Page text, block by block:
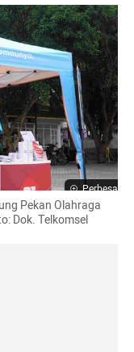
Perbesar
Pekan Olahraga
Dok. Telkomsel